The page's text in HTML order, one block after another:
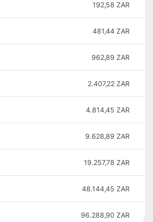
192,58 ZAR
481,44 ZAR
962,89 ZAR
2.407,22 ZAR
4.814,45 ZAR
9.628,89 ZAR
19.257,78 ZAR
48.144,45 ZAR
96.288,90 ZAR